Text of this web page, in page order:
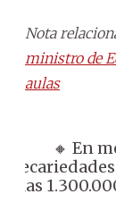
Nota
ministro de
aulas
🔸 En
aulas